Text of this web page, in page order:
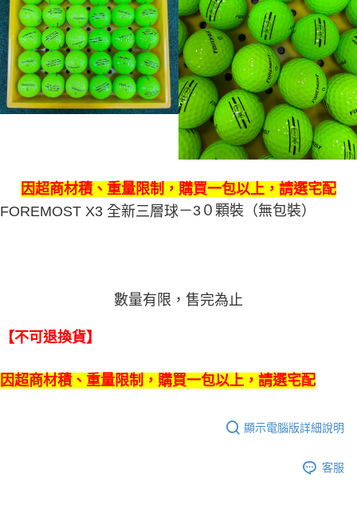
因超商材積、重量限制，購買一包以上，請選宅配
FOREMOST X3 全新三層球－3０顆裝（無包裝）
數量有限，售完為止
【不可退換貨】
因超商材積、重量限制，購買一包以上，請選宅配
顯示電腦版詳細說明
客服